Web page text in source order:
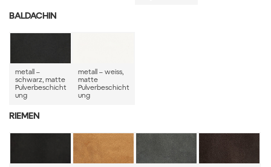
BALDACHIN
metall –
schwarz, matte
Pulverbeschicht
ung
metall – weiss,
matte
Pulverbeschicht
ung
RIEMEN